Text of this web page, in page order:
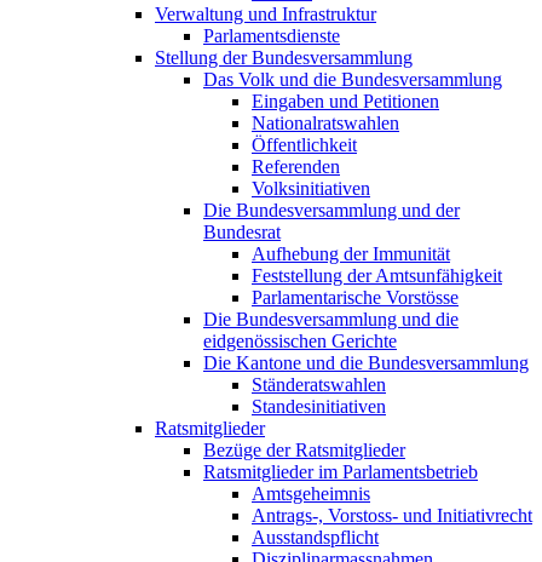
Verwaltung und Infrastruktur
Parlamentsdienste
Stellung der Bundesversammlung
Das Volk und die Bundesversammlung
Eingaben und Petitionen
Nationalratswahlen
Öffentlichkeit
Referenden
Volksinitiativen
Die Bundesversammlung und der
Bundesrat
Aufhebung der Immunität
Feststellung der Amtsunfähigkeit
Parlamentarische Vorstösse
Die Bundesversammlung und die
eidgenössischen Gerichte
Die Kantone und die Bundesversammlung
Ständeratswahlen
Standesinitiativen
Ratsmitglieder
Bezüge der Ratsmitglieder
Ratsmitglieder im Parlamentsbetrieb
Amtsgeheimnis
Antrags-, Vorstoss- und Initiativrecht
Ausstandspflicht